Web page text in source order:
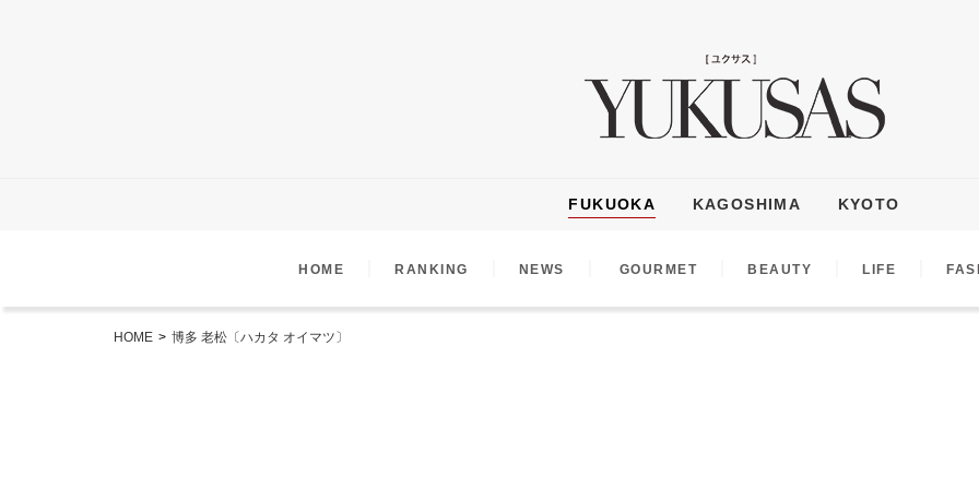
FUKUOKA KAGOSHIMA KYOTO
HOME RANKING NEWS GOURMET BEAUTY LIFE
HOME > 博多 老松〔ハカタ オイマツ〕